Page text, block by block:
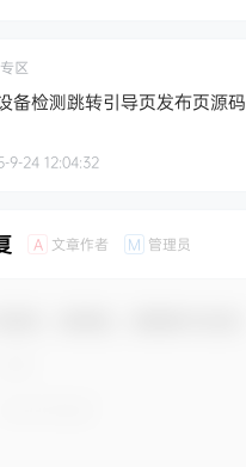
区
备检测跳转引导页发布页源码
9-24 12:04:32
A 文章作者 M 管理员